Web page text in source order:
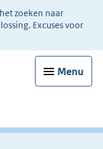
zoeken naar
Excuses voor
Menu